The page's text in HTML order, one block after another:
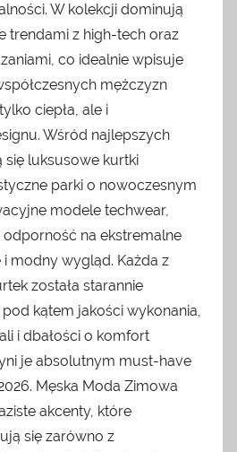
W kolekcji dominują
trendami z high-tech oraz
co idealnie wpisuje
mężczyzn
ciepła, ale i
Wśród najlepszych
luksusowe kurtki
parki o nowoczesnym
modele techwear,
odporność na ekstremalne
modny wygląd. Każda z
została starannie
kątem jakości wykonania,
i dbałości o komfort
je absolutnym must-have
Męska Moda Zimowa
akcenty, które
się zarówno z